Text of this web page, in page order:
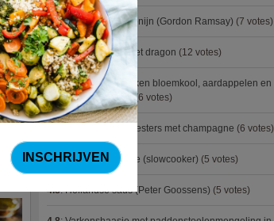
4.9:Fricassee van konijn (Gordon Ramsay) (7 votes)
4.8:Gestoofde kip met dragon (12 votes)
4.8:Zalm met gebakken bloemkool, aardappelen en
spek (Jeroen Meus)(6 votes)
Gegratineerde oesters met champagne (6 votes)
4.8:Linzenbolognese (slowcooker) (5 votes)
4.8:Hollandse saus (Peter Goossens) (5 votes)